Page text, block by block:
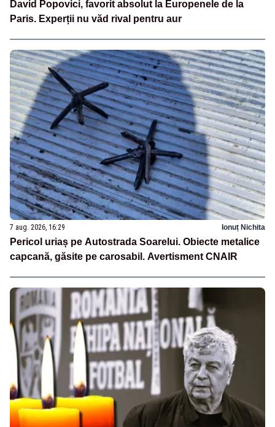
David Popovici, favorit absolut la Europenele de la
Paris. Experții nu văd rival pentru aur
7 aug. 2026, 16:29 Ionuț Nichita
Pericol uriaș pe Autostrada Soarelui. Obiecte metalice
capcană, găsite pe carosabil. Avertisment CNAIR